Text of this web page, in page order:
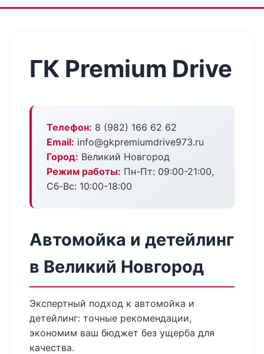
ГК Premium Drive
Телефон: 8 (982) 166 62 62
Email: info@gkpremiumdrive973.ru
Город: Великий Новгород
Режим работы: Пн-Пт: 09:00-21:00,
Сб-Вс: 10:00-18:00
Автомойка и детейлинг
в Великий Новгород
Экспертный подход к автомойка и
детейлинг: точные рекомендации,
экономим ваш бюджет без ущерба для
качества.